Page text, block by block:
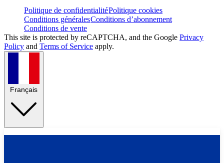
Politique de confidentialitéPolitique cookies
Conditions généralesConditions d’abonnement
Conditions de vente
This site is protected by reCAPTCHA, and the Google Privacy
Policy and Terms of Service apply.
Français